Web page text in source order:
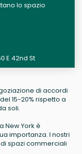
lo spazio
E 42nd St
di accordi
15-20% rispetto a
soli.
New York è
importanza. I nostri
spazi commerciali